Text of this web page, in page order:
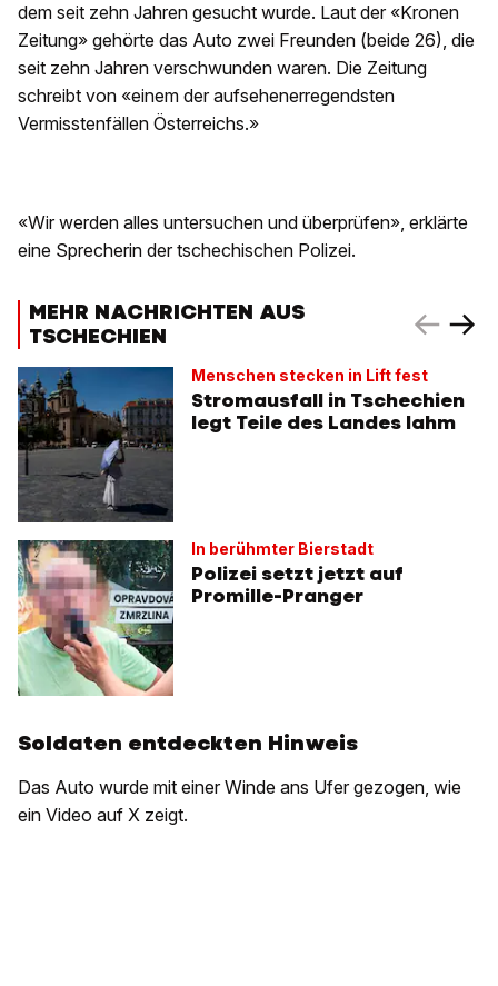
dem seit zehn Jahren gesucht wurde. Laut der «Kronen
Zeitung» gehörte das Auto zwei Freunden (beide 26), die
seit zehn Jahren verschwunden waren. Die Zeitung
schreibt von «einem der aufsehenerregendsten
Vermisstenfällen Österreichs.»
«Wir werden alles untersuchen und überprüfen», erklärte
eine Sprecherin der tschechischen Polizei.
MEHR NACHRICHTEN AUS
TSCHECHIEN
Menschen stecken in Lift fest
Stromausfall in Tschechien
legt Teile des Landes lahm
In berühmter Bierstadt
Polizei setzt jetzt auf
Promille-Pranger
Soldaten entdeckten Hinweis
Das Auto wurde mit einer Winde ans Ufer gezogen, wie
ein Video auf X zeigt.